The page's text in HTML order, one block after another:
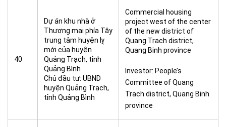
40
Dự án khu nhà ở
Thương mại phía Tây
trung tâm huyện lỵ
mới của huyện
Quảng Trạch, tỉnh
Quảng Bình
Chủ đầu tư: UBND
huyện Quảng Trạch,
tỉnh Quảng Bình
Commercial housing
project west of the center
of the new district of
Quang Trach district,
Quang Binh province
Investor: People’s
Committee of Quang
Trach district, Quang Binh
province